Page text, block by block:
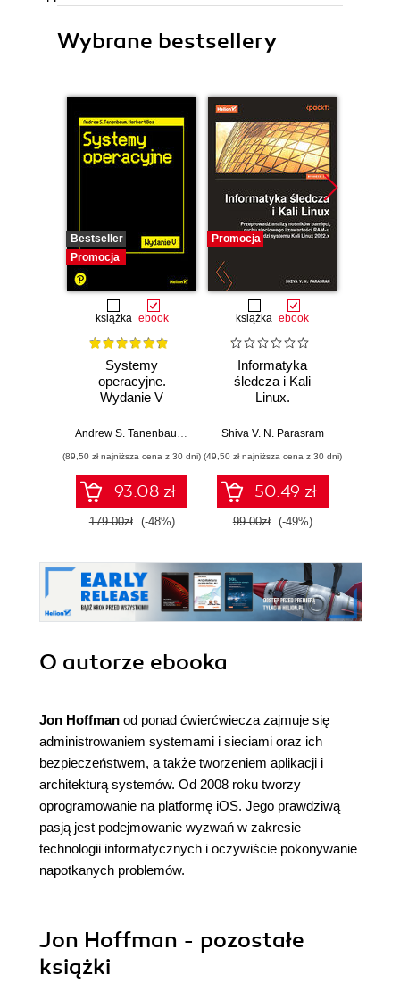
Wybrane bestsellery
Bestseller
Promocja
książka ebook
Systemy
operacyjne.
Wydanie V
Andrew S. Tanenbaum, Herbert Bos
(89,50 zł najniższa cena z 30 dni)
93.08 zł
179.00zł (-48%)
Promocja
książka ebook
Informatyka
śledcza i Kali
Linux.
analizy nośników
sieciowego i
zawartości RAM-u
za pomocą
narzędzi systemu
Kali Linux 2022.x.
Shiva V. N. Parasram
(49,50 zł najniższa cena z 30 dni)
50.49 zł
99.00zł (-49%)
O autorze ebooka
Jon Hoffman od ponad ćwierćwiecza zajmuje się
administrowaniem systemami i sieciami oraz ich
bezpieczeństwem, a także tworzeniem aplikacji i
architekturą systemów. Od 2008 roku tworzy
oprogramowanie na platformę iOS. Jego prawdziwą
pasją jest podejmowanie wyzwań w zakresie
technologii informatycznych i oczywiście pokonywanie
napotkanych problemów.
Jon Hoffman - pozostałe
książki